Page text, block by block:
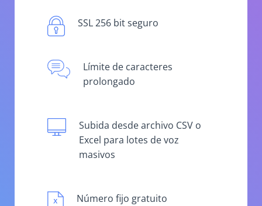
SSL 256 bit seguro
Límite de caracteres
prolongado
Subida desde archivo CSV o
Excel para lotes de voz
masivos
Número fijo gratuito